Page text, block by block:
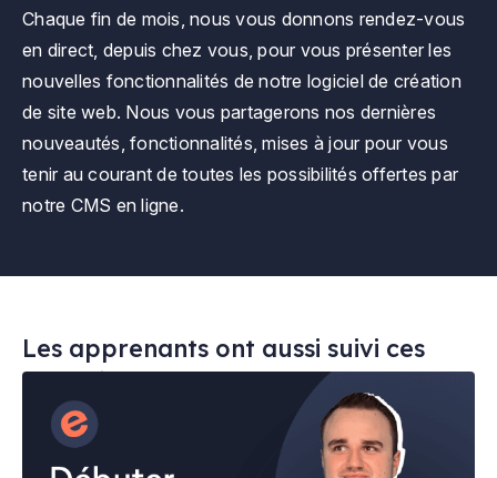
Chaque fin de mois, nous vous donnons rendez-vous
en direct, depuis chez vous, pour vous présenter les
nouvelles fonctionnalités de notre logiciel de création
de site web. Nous vous partagerons nos dernières
nouveautés, fonctionnalités, mises à jour pour vous
tenir au courant de toutes les possibilités offertes par
notre CMS en ligne.
Les apprenants ont aussi suivi ces
cours à distance